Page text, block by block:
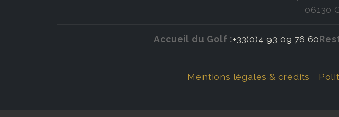
06130
Accueil du Golf :+33(0)4 93 09 76 60
Mentions légales & crédits